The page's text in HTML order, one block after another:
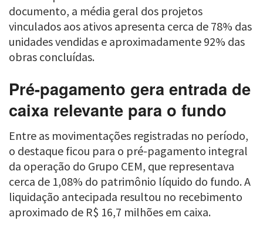
documento, a média geral dos projetos
vinculados aos ativos apresenta cerca de 78% das
unidades vendidas e aproximadamente 92% das
obras concluídas.
Pré-pagamento gera entrada de
caixa relevante para o fundo
Entre as movimentações registradas no período,
o destaque ficou para o pré-pagamento integral
da operação do Grupo CEM, que representava
cerca de 1,08% do patrimônio líquido do fundo. A
liquidação antecipada resultou no recebimento
aproximado de R$ 16,7 milhões em caixa.